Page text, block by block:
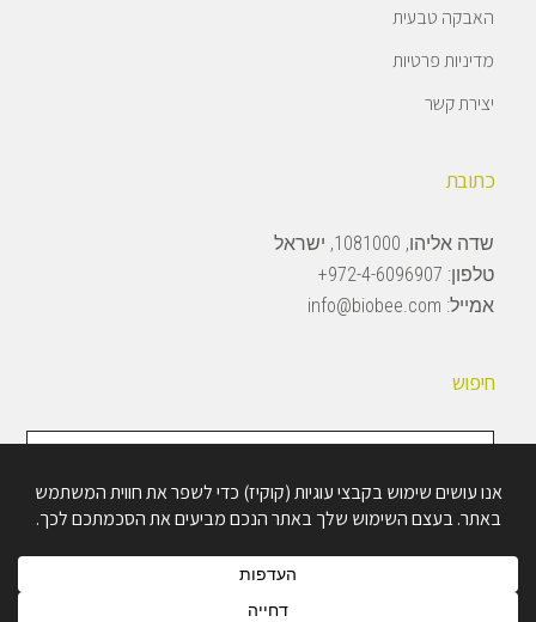
האבקה טבעית
מדיניות פרטיות
יצירת קשר
כתובת
שדה אליהו, 1081000, ישראל
טלפון: 972-4-6096907+
אמייל: info@biobee.com
חיפוש
חיפוש